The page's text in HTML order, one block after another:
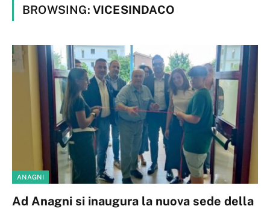
BROWSING: VICESINDACO
ANAGNI
Ad Anagni si inaugura la nuova sede della